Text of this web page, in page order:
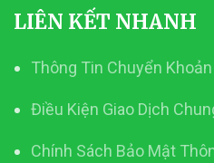
LIÊN KẾT NHANH
Thông Tin Chuyển Khoản
Điều Kiện Giao Dịch
Chính Sách Bảo Mật